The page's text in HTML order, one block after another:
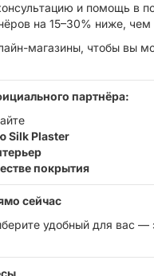
и помощь в
на 15–30% ниже, чем
магазины, чтобы вы
партнёра:
Silk Plaster
покрытия
сейчас
удобный для вас